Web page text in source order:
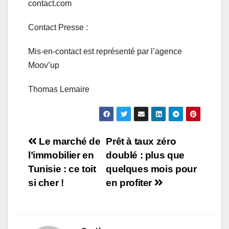
contact.com
Contact Presse :
Mis-en-contact est représenté par l’agence
Moov’up
Thomas Lemaire
Navigation
de
l’article
Prêt à taux zéro
doublé : plus que
quelques mois pour
en profiter
Le marché de
l’immobilier en
Tunisie : ce toit
si cher !